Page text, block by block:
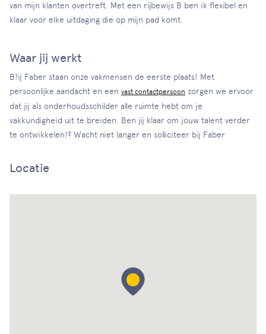
van mijn klanten overtreft. Met een rijbewijs B ben ik flexibel en
klaar voor elke uitdaging die op mijn pad komt.
Waar jij werkt
B!ij Faber staan onze vakmensen de eerste plaats! Met
persoonlijke aandacht en een vast contactpersoon zorgen we ervoor
dat jij als onderhoudsschilder alle ruimte hebt om je
vakkundigheid uit te breiden. Ben jij klaar om jouw talent verder
te ontwikkelen!? Wacht niet langer en solliciteer bij Faber
Locatie